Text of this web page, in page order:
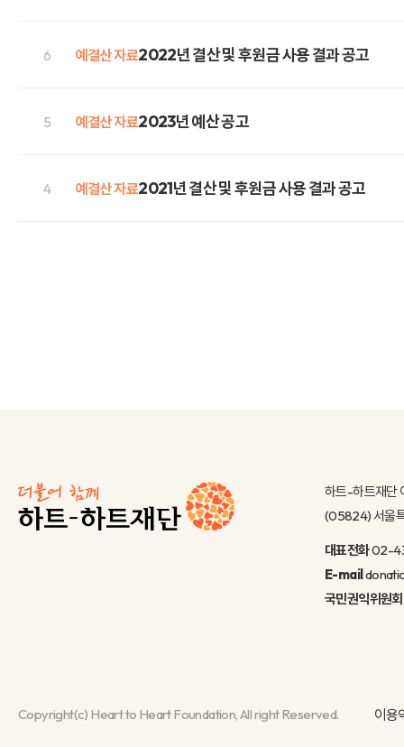
6 예결산 자료2022년 결산 및 후원금 사용 결과 공고
5 예결산 자료2023년 예산 공고
4 예결산 자료2021년 결산 및 후원금 사용 결과 공고
하트-하트재단
(05824) 서울
대표전화02-
E-mail
국민권익위원회
Copyright(c) Heart to Heart Foundation, All right Reserved. 이용